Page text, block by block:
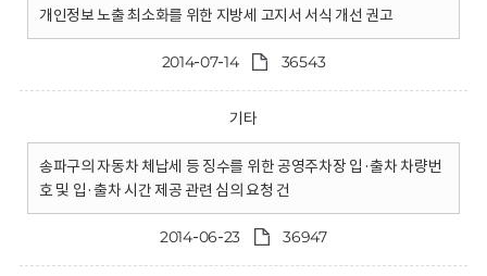
개인정보 노출 최소화를 위한 지방세 고지서 서식 개선 권고
2014-07-14 36543
기타
송파구의 자동차 체납세 등 징수를 위한 공영주차장 입·출차 차량번
호 및 입·출차 시간 제공 관련 심의 요청 건
2014-06-23 36947